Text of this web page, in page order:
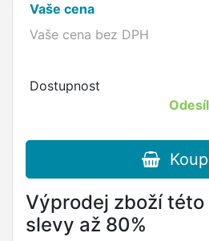
Vaše cena
Vaše cena bez DPH
Dostupnost
Výprodej zboží
slevy až 80%